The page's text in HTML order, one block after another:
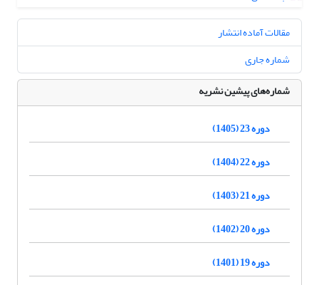
مقالات آماده انتشار
شماره جاری
شماره‌های پیشین نشریه
دوره 23 (1405)
دوره 22 (1404)
دوره 21 (1403)
دوره 20 (1402)
دوره 19 (1401)